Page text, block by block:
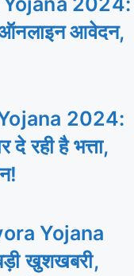
ऑनलाइन आवेदन,
2024:
रही है भत्ता,
Yojana
खुशखबरी,